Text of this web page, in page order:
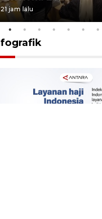
21 jam lalu